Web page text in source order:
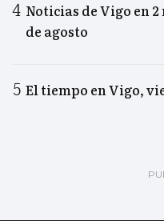
Noticias de Vigo en
de agosto
El tiempo en Vigo,